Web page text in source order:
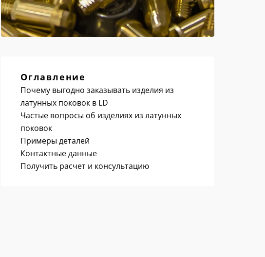
Оглавление
Почему выгодно заказывать изделия из
латунных поковок в LD
Частые вопросы об изделиях из латунных
поковок
Примеры деталей
Контактные данные
Получить расчет и консультацию